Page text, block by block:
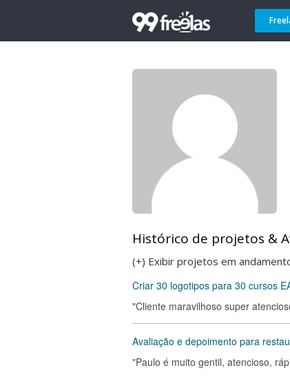
Histórico de projetos &
(+) Exibir projetos em
Criar 30 logotipos para 30 cursos
"Cliente maravilhoso super
Avaliação e depoimento para
"Paulo é muito gentil, atencioso,